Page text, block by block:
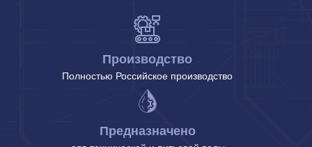
Производство
Полностью Российское производство
Предназначено